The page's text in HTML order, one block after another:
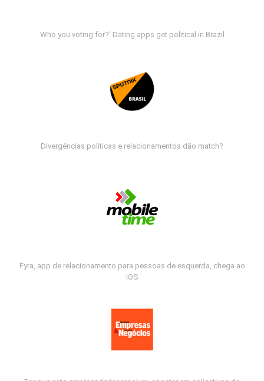
Who you voting for?' Dating apps get political in Brazil
Divergências políticas e relacionamentos dão match?
Fyra, app de relacionamento para pessoas de esquerda, chega ao
iOS